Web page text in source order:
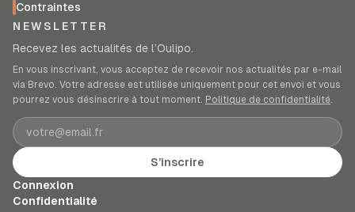
Contraintes
NEWSLETTER
Recevez les actualités de l’Oulipo.
En vous inscrivant, vous acceptez de recevoir nos actualités par e-mail
via Brevo. Votre adresse est utilisée uniquement pour cet envoi et vous
pourrez vous désinscrire à tout moment. Politique de confidentialité.
Adresse e-mail
S’inscrire
Connexion
Confidentialité